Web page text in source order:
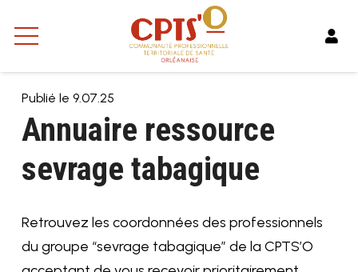
Publié le 9.07.25
Annuaire ressource
sevrage tabagique
Retrouvez les coordonnées des professionnels
du groupe “sevrage tabagique” de la CPTS’O